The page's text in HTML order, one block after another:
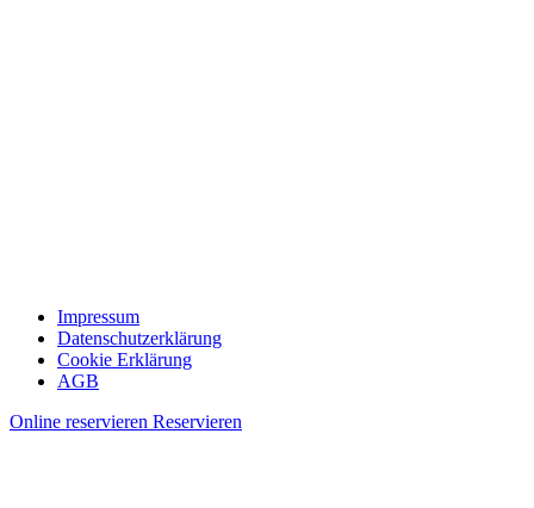
Impressum
Datenschutzerklärung
Cookie Erklärung
AGB
Online reservieren Reservieren